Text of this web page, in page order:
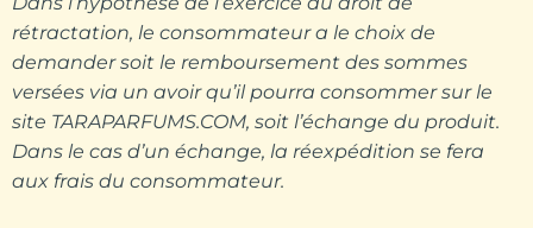
rétractation, le consommateur a le choix de
demander soit le remboursement des sommes
versées via un avoir qu’il pourra consommer sur le
site TARAPARFUMS.COM, soit l’échange du produit.
Dans le cas d’un échange, la réexpédition se fera
aux frais du consommateur.